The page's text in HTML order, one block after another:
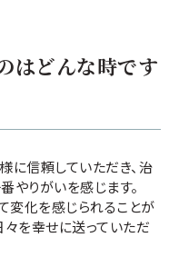
はどんな時です
に信頼していただき、治
やりがいを感じます。
化を感じられることが
々を幸せに送っていただ